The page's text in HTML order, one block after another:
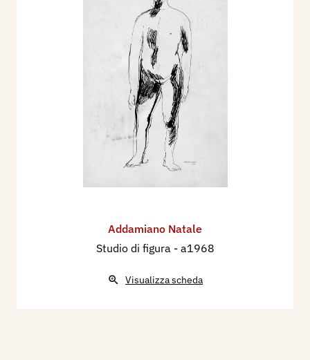
Addamiano Natale
Studio di figura - a1968
Visualizza scheda